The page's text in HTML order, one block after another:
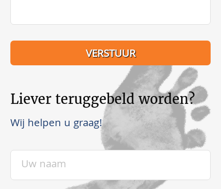
Liever teruggebeld worden?
Wij helpen u graag!